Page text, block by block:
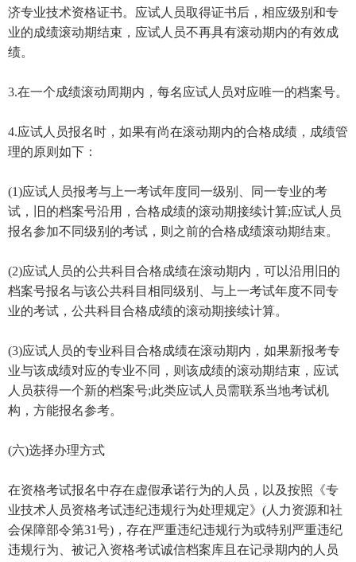
济专业技术资格证书。应试人员取得证书后，相应级别和专
业的成绩滚动期结束，应试人员不再具有滚动期内的有效成
绩。
3.在一个成绩滚动周期内，每名应试人员对应唯一的档案号。
4.应试人员报名时，如果有尚在滚动期内的合格成绩，成绩管
理的原则如下：
(1)应试人员报考与上一考试年度同一级别、同一专业的考
试，旧的档案号沿用，合格成绩的滚动期接续计算;应试人员
报名参加不同级别的考试，则之前的合格成绩滚动期结束。
(2)应试人员的公共科目合格成绩在滚动期内，可以沿用旧的
档案号报名与该公共科目相同级别、与上一考试年度不同专
业的考试，公共科目合格成绩的滚动期接续计算。
(3)应试人员的专业科目合格成绩在滚动期内，如果新报考专
业与该成绩对应的专业不同，则该成绩的滚动期结束，应试
人员获得一个新的档案号;此类应试人员需联系当地考试机
构，方能报名参考。
(六)选择办理方式
在资格考试报名中存在虚假承诺行为的人员，以及按照《专
业技术人员资格考试违纪违规行为处理规定》(人力资源和社
会保障部令第31号)，存在严重违纪违规行为或特别严重违纪
违规行为、被记入资格考试诚信档案库且在记录期内的人员